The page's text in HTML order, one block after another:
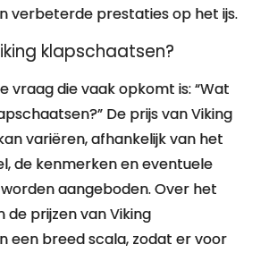
verbeterde prestaties op het ijs.
klapschaatsen?
vraag die vaak opkomt is: “Wat
De prijs van Viking
variëren, afhankelijk van het
de kenmerken en eventuele
aangeboden. Over het
de prijzen van Viking
een breed scala, zodat er voor